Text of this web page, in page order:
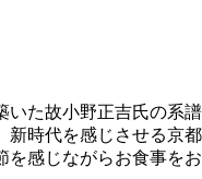
いた故小野正吉氏の系
時代を感じさせる京
感じながらお食事を